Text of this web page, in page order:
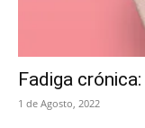
Fadiga
1 de Agosto, 2022